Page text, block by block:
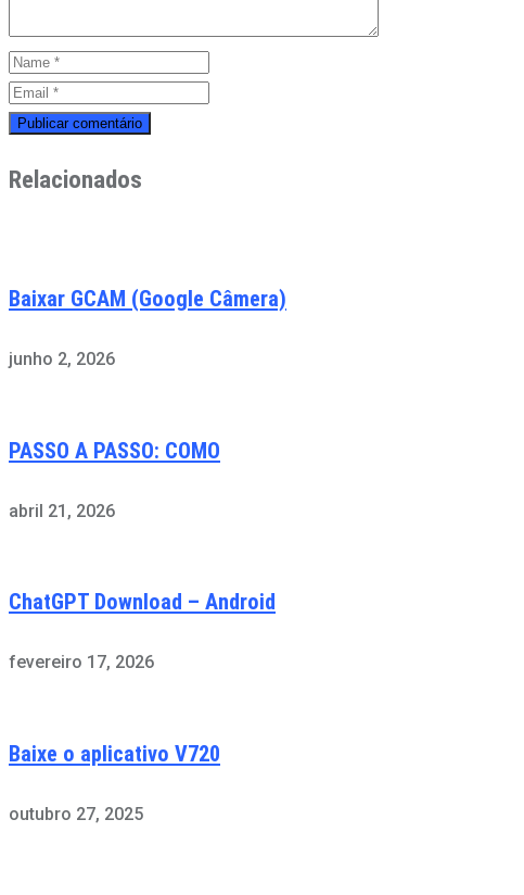
Relacionados
Baixar GCAM (Google Câmera)
junho 2, 2026
PASSO A PASSO: COMO
abril 21, 2026
ChatGPT Download – Android
fevereiro 17, 2026
Baixe o aplicativo V720
outubro 27, 2025